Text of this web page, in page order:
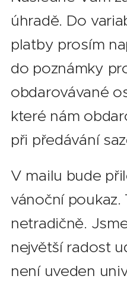
úhradě. Do
platby prosím
do poznámky
obdarovávané
které nám
při předávání
V mailu bude
vánoční poukaz.
netradičně.
největší radost
není uveden